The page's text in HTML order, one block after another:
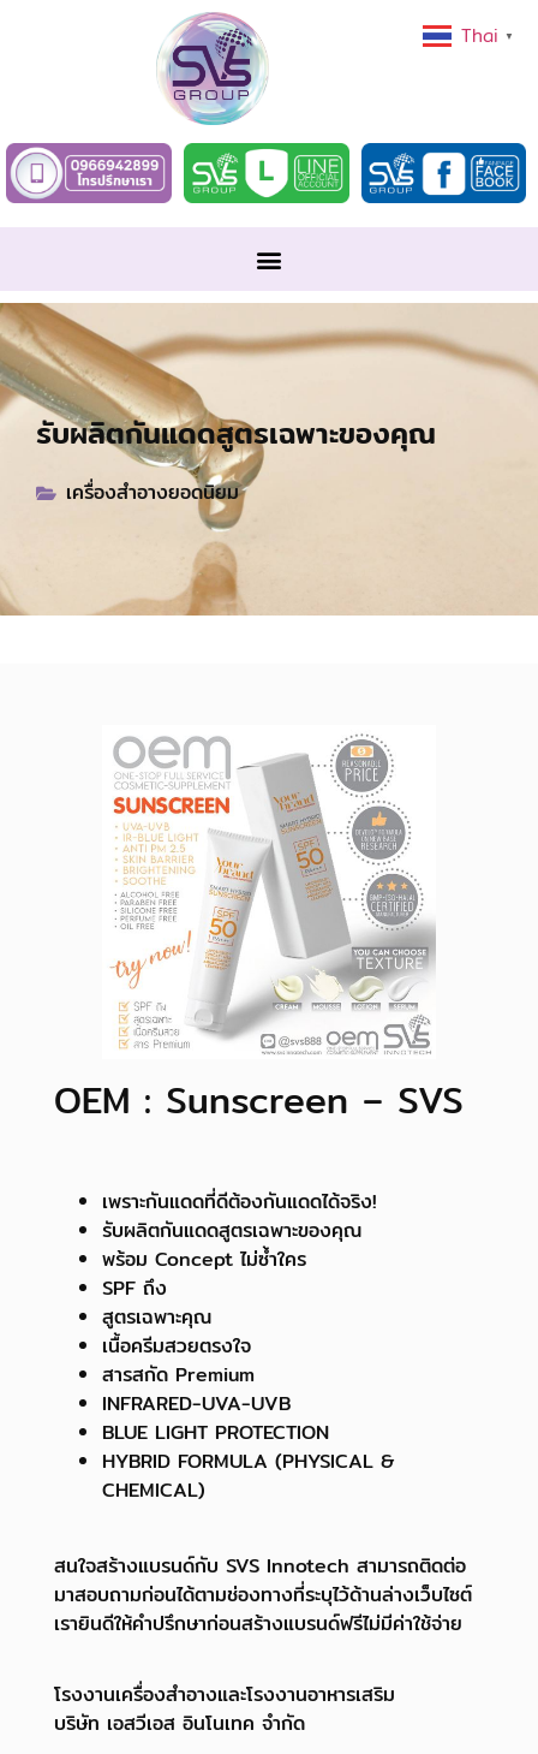
รับผลิตกันแดดสูตรเฉพาะของคุณ
เครื่องสำอางยอดนิยม
OEM : Sunscreen – SVS
เพราะกันแดดที่ดีต้องกันแดดได้จริง!
รับผลิตกันแดดสูตรเฉพาะของคุณ
พร้อม Concept ไม่ซ้ำใคร
SPF ถึง
สูตรเฉพาะคุณ
เนื้อครีมสวยตรงใจ
สารสกัด Premium
INFRARED-UVA-UVB
BLUE LIGHT PROTECTION
HYBRID FORMULA (PHYSICAL &
CHEMICAL)
สนใจสร้างแบรนด์กับ SVS Innotech สามารถติดต่อ
มาสอบถามก่อนได้ตามช่องทางที่ระบุไว้ด้านล่างเว็บไซต์
เรายินดีให้คำปรึกษาก่อนสร้างแบรนด์ฟรีไม่มีค่าใช้จ่าย
โรงงานเครื่องสำอางและโรงงานอาหารเสริม
บริษัท เอสวีเอส อินโนเทค จำกัด
Thai ▼